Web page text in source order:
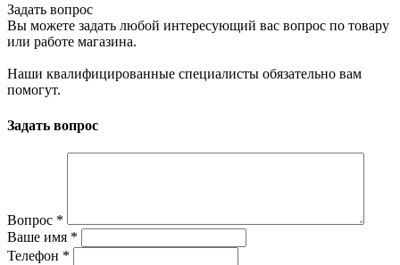
Задать вопрос
Вы можете задать любой интересующий вас вопрос по товару
или работе магазина.
Наши квалифицированные специалисты обязательно вам
помогут.
Задать вопрос
Вопрос *
Ваше имя *
Телефон *